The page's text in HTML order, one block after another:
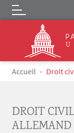
Aller au contenu
Logo
Fil d'Ariane
Accueil Droit
DROIT CIVIL
ALLEMAND